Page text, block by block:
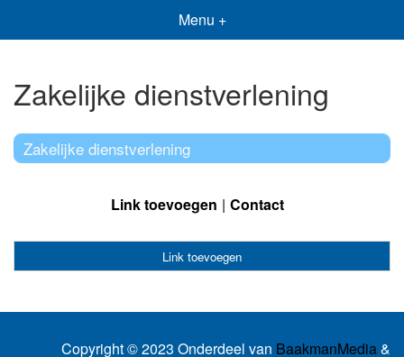
Menu +
Zakelijke dienstverlening
Zakelijke dienstverlening
Link toevoegen Contact
Link toevoegen
Copyright © 2023 Onderdeel van BaakmanMedia&